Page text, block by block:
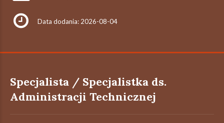
Data dodania: 2026-08-04
Specjalista / Specjalistka ds.
Administracji Technicznej